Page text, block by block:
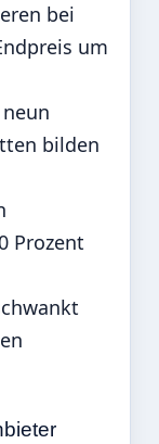
bei
um
bilden
Prozent